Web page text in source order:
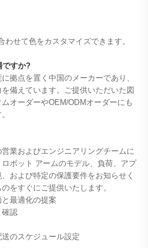
わせて色をカスタマイズできます。
ですか?
拠点を置く中国のメーカーであり、
備えています。ご提供いただいた図
オーダーやOEM/ODMオーダーにも
業およびエンジニアリングチームに
ボット アームのモデル、負荷、アプ
および特定の保護要件をお知らせく
をすぐにご提供いたします。
最適化の提案
確認
のスケジュール設定